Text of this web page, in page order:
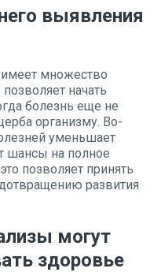
выявления
множество
начать
болезнь еще не
организму. Во-
уменьшает
шансы на полное
позволяет принять
развития
могут
здоровье